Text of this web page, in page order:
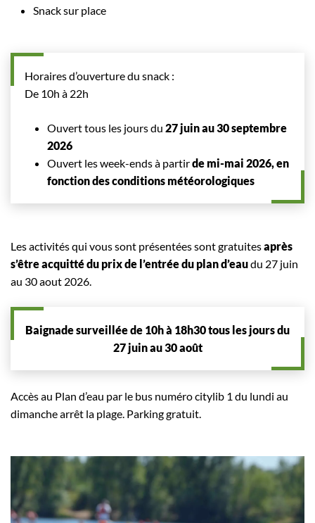
Snack sur place
Horaires d’ouverture du snack :
De 10h à 22h
Ouvert tous les jours du 27 juin au 30 septembre
2026
Ouvert les week-ends à partirde mi-mai 2026, en
fonction des conditions météorologiques
Les activités qui vous sont présentées sont gratuitesaprès
s’être acquitté du prix de l’entrée du plan d’eaudu 27 juin
au 30 aout 2026.
Baignade surveillée de 10h à 18h30 tous les jours du
27 juin au 30 août
Accès au Plan d’eau par le bus numéro citylib 1 du lundi au
dimanche arrêt la plage. Parking gratuit.